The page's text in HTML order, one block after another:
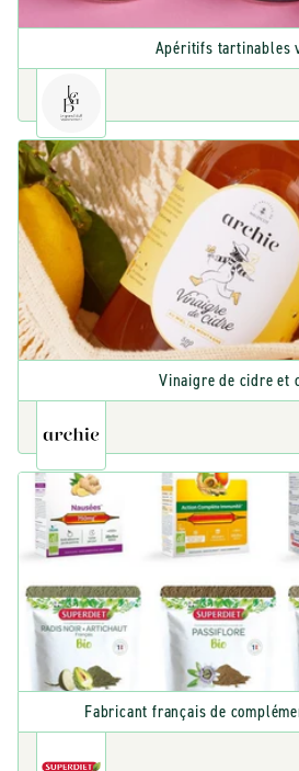
Apéritifs tartinables
Vinaigre de cidre et
Fabricant français de